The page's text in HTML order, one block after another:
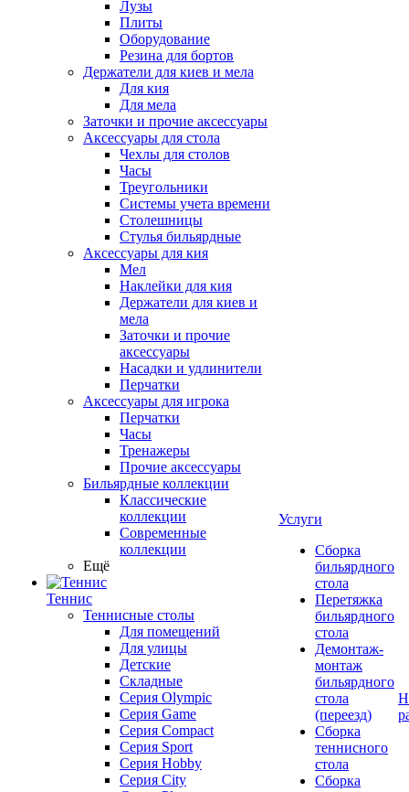
Лузы
Плиты
Оборудование
Резина для бортов
Держатели для киев и мела
Для кия
Для мела
Заточки и прочие аксессуары
Аксессуары для стола
Чехлы для столов
Часы
Треугольники
Системы учета времени
Столешницы
Стулья бильярдные
Аксессуары для кия
Мел
Наклейки для кия
Держатели для киев и
мела
Заточки и прочие
аксессуары
Насадки и удлинители
Перчатки
Аксессуары для игрока
Перчатки
Часы
Тренажеры
Прочие аксессуары
Бильярдные коллекции
Классические
коллекции
Современные
коллекции
Ещё
Теннис
Теннисные столы
Для помещений
Для улицы
Детские
Складные
Серия Olympic
Серия Game
Серия Compact
Серия Sport
Серия Hobby
Серия City
Услуги
Сборка
бильярдного
стола
Перетяжка
бильярдного
стола
Демонтаж-
монтаж
бильярдного
стола
(переезд)
Сборка
теннисного
стола
Сборка